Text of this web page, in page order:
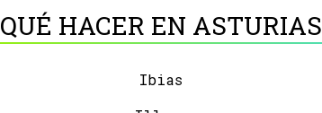
QUÉ HACER EN ASTURIAS
Ibias